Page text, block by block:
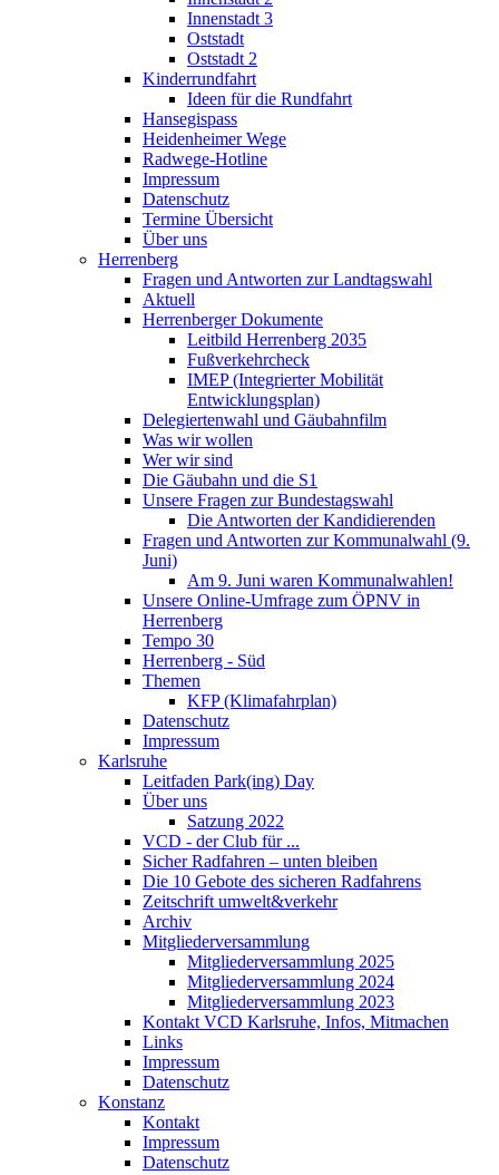
Innenstadt 3
Oststadt
Oststadt 2
Kinderrundfahrt
Ideen für die Rundfahrt
Hansegispass
Heidenheimer Wege
Radwege-Hotline
Impressum
Datenschutz
Termine Übersicht
Über uns
Herrenberg
Fragen und Antworten zur Landtagswahl
Aktuell
Herrenberger Dokumente
Leitbild Herrenberg 2035
Fußverkehrcheck
IMEP (Integrierter Mobilität
Entwicklungsplan)
Delegiertenwahl und Gäubahnfilm
Was wir wollen
Wer wir sind
Die Gäubahn und die S1
Unsere Fragen zur Bundestagswahl
Die Antworten der Kandidierenden
Fragen und Antworten zur Kommunalwahl (9.
Juni)
Am 9. Juni waren Kommunalwahlen!
Unsere Online-Umfrage zum ÖPNV in
Herrenberg
Tempo 30
Herrenberg - Süd
Themen
KFP (Klimafahrplan)
Datenschutz
Impressum
Karlsruhe
Leitfaden Park(ing) Day
Über uns
Satzung 2022
VCD - der Club für ...
Sicher Radfahren – unten bleiben
Die 10 Gebote des sicheren Radfahrens
Zeitschrift umwelt&verkehr
Archiv
Mitgliederversammlung
Mitgliederversammlung 2025
Mitgliederversammlung 2024
Mitgliederversammlung 2023
Kontakt VCD Karlsruhe, Infos, Mitmachen
Links
Impressum
Datenschutz
Konstanz
Kontakt
Impressum
Datenschutz